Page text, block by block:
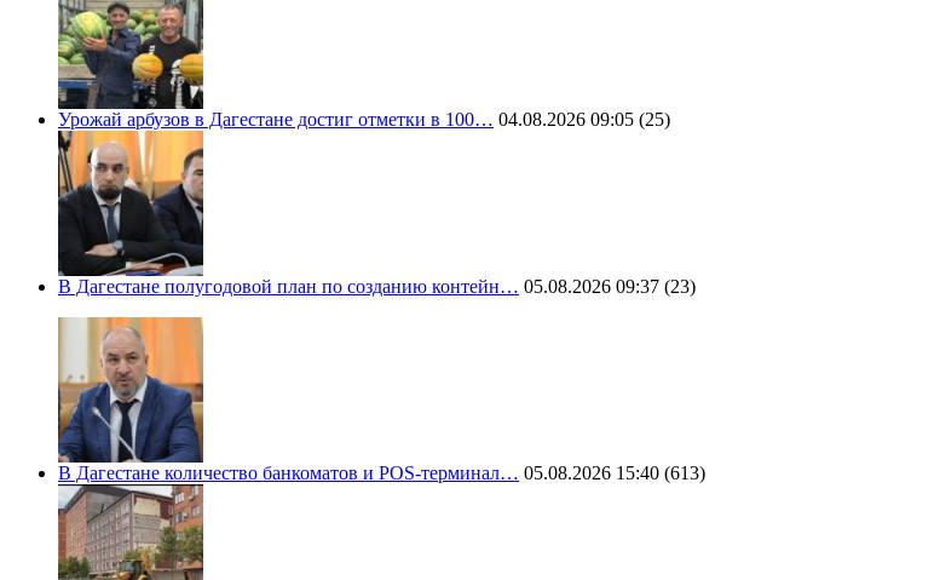
Урожай арбузов в Дагестане достиг отметки в 100… 04.08.2026 09:05 (25)
В Дагестане полугодовой план по созданию контейн… 05.08.2026 09:37 (23)
В Дагестане количество банкоматов и POS-терминал… 05.08.2026 15:40 (613)